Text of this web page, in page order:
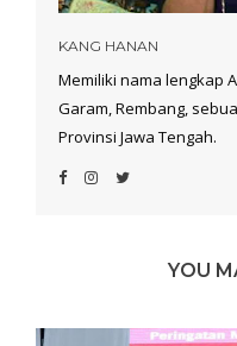
KANG HANAN
Memiliki nama lengkap
Garam, Rembang,
Provinsi Jawa Tengah.
YOU